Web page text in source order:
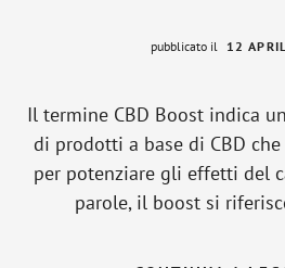
pubblicato il 12
Il termine CBD Boost indica
di prodotti a base di CBD
per potenziare gli effetti del
parole, il boost si